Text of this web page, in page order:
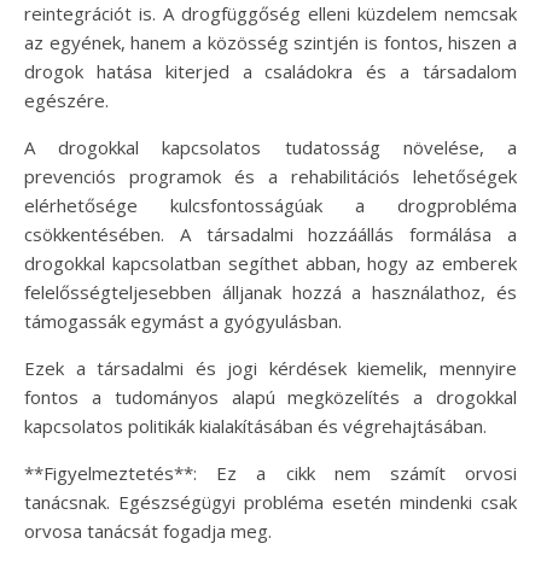
reintegrációt is. A drogfüggőség elleni küzdelem nemcsak
az egyének, hanem a közösség szintjén is fontos, hiszen a
drogok hatása kiterjed a családokra és a társadalom
egészére.
A drogokkal kapcsolatos tudatosság növelése, a
prevenciós programok és a rehabilitációs lehetőségek
elérhetősége kulcsfontosságúak a drogprobléma
csökkentésében. A társadalmi hozzáállás formálása a
drogokkal kapcsolatban segíthet abban, hogy az emberek
felelősségteljesebben álljanak hozzá a használathoz, és
támogassák egymást a gyógyulásban.
Ezek a társadalmi és jogi kérdések kiemelik, mennyire
fontos a tudományos alapú megközelítés a drogokkal
kapcsolatos politikák kialakításában és végrehajtásában.
**Figyelmeztetés**: Ez a cikk nem számít orvosi
tanácsnak. Egészségügyi probléma esetén mindenki csak
orvosa tanácsát fogadja meg.